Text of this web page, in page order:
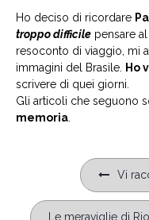
Ho deciso di ricordare
troppo difficile pensare
resoconto di viaggio, mi
immagini del Brasile. Ho
scrivere di quei giorni.
Gli articoli che seguono
memoria
Vi
Le meraviglie di